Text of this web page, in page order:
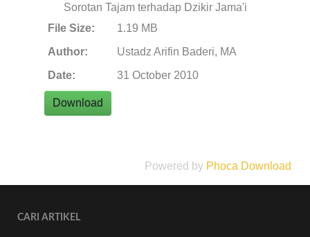
Sorotan Tajam terhadap Dzikir Jama'i
File Size:
1.19 MB
Author:
Ustadz Arifin Baderi, MA
Date:
31 October 2010
Powered by Phoca Download
CARI ARTIKEL